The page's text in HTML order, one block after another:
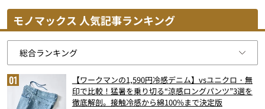
モノマックス 人気記事ランキング
【ワークマンの1,590円冷感デニム】vsユニクロ・無
印で比較！猛暑を乗り切る“涼感ロングパンツ”3選を
徹底解剖。接触冷感から綿100%まで決定版